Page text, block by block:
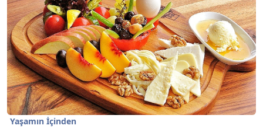
Yaşamın İçinden